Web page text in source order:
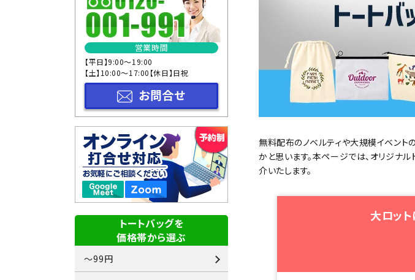
形状から選ぶ
本体色から選ぶ
無料配布のノベルティや大規模イベント
かと思います。本ページでは、オリジナ
介いたします。
大ロッ
営業時間
【平日】9:00～19:00
【土】10:00～17:00【休日】日祝
お問合せ
トートバッグを
価格帯から選ぶ
～99円